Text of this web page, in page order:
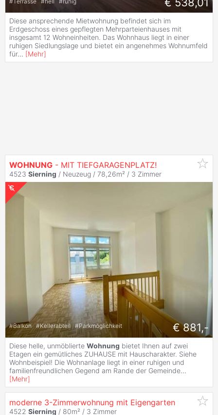
Diese ansprechende Mietwohnung befindet sich im
Erdgeschoss eines gepflegten Mehrparteienhauses mit
insgesamt 12 Wohneinheiten. Das Wohnhaus liegt in einer
ruhigen Siedlungslage und bietet ein angenehmes Wohnumfeld
für... [Mehr]
WOHNUNG - MIT TIEFGARAGENPLATZ!
4523 Sierning / Neuzeug / 78,26m² / 3 Zimmer
#Balkon #Kellerabteil #Parkmöglichkeit € 881,-
Diese helle, unmöblierte Wohnung bietet Ihnen auf zwei
Etagen ein gemütliches ZUHAUSE mit Hauscharakter. Siehe
Wohnbeispiel! Die Wohnanlage liegt in einer ruhigen und
familienfreundlichen Gegend am Rande der Gemeinde...
[Mehr]
moderne 3-Zimmerwohnung mit Eigengarten
4522 Sierning / 80m² / 3 Zimmer